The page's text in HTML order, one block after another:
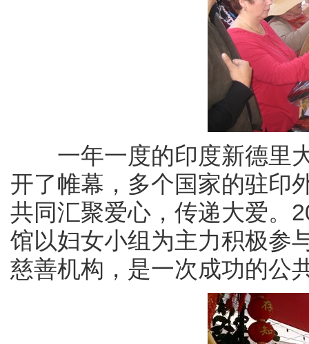
一年一度的印度新德里大
开了帷幕，多个国家的驻印
共同汇聚爱心，传递大爱。
馆以妇女小组为主力积极参
慈善机构，是一次成功的公